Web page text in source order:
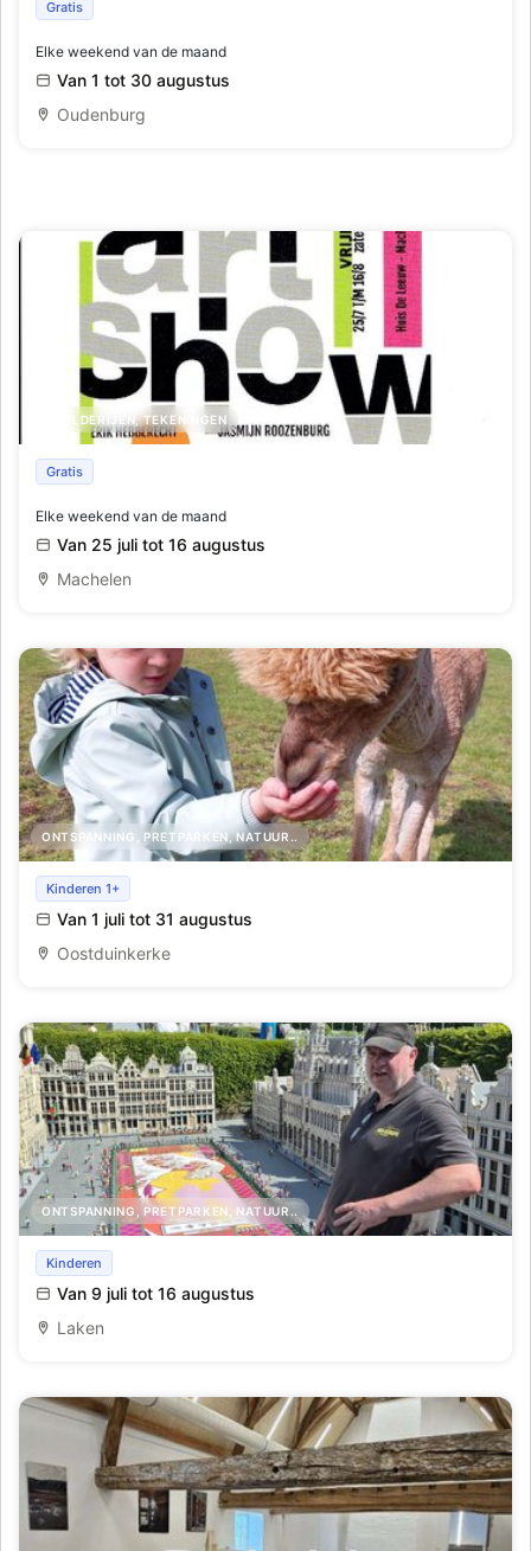
Een heerlijke wandeling tussen kunst en natuur bij Mia
Moreaux
Gratis
Elke weekend van de maand
Van 1 tot 30 augustus
Oudenburg
SCHILDERIJEN, TEKENINGEN
Art show
Gratis
Elke weekend van de maand
Van 25 juli tot 16 augustus
Machelen
ONTSPANNING, PRETPARKEN, NATUUR..
Alpaca Wandeling
Kinderen 1+
Van 1 juli tot 31 augustus
Oostduinkerke
ONTSPANNING, PRETPARKEN, NATUUR..
Avant-première van het Bloementapijt van de Grote
Markt in Mini-Europe
Kinderen
Van 9 juli tot 16 augustus
Laken